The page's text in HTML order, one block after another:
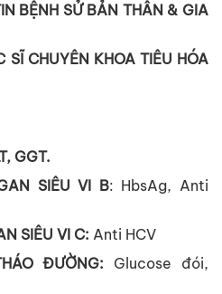
BỆNH SỬ BẢN THÂN & GIA
SĨ CHUYÊN KHOA TIÊU HÓA
GGT.
SIÊU VI B: HbsAg, Anti
SIÊU VI C: Anti HCV
ĐƯỜNG: Glucose đói,